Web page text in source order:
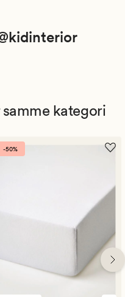
samme kategori
-50%